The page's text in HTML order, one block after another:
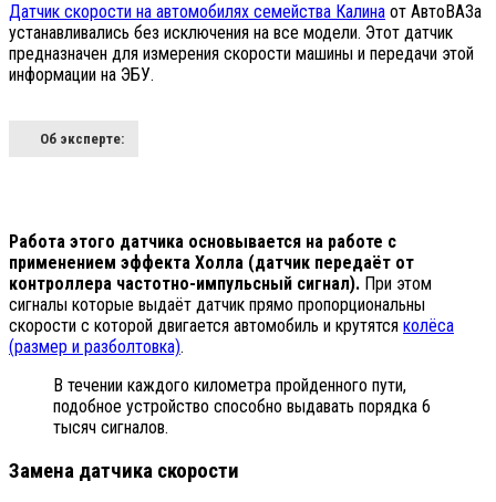
Датчик скорости на автомобилях семейства Калина от АвтоВАЗа
устанавливались без исключения на все модели. Этот датчик
предназначен для измерения скорости машины и передачи этой
информации на ЭБУ.
Об эксперте:
Работа этого датчика основывается на работе с
применением эффекта Холла (датчик передаёт от
контроллера частотно-импульсный сигнал). При этом
сигналы которые выдаёт датчик прямо пропорциональны
скорости с которой двигается автомобиль и крутятся колёса
(размер и разболтовка).
В течении каждого километра пройденного пути,
подобное устройство способно выдавать порядка 6
тысяч сигналов.
Замена датчика скорости